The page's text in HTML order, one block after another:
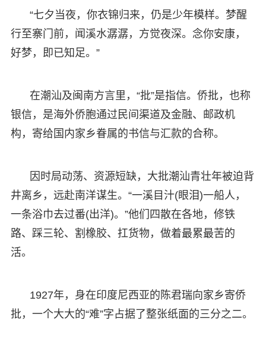
“七夕当夜，你衣锦归来，仍是少年模样。梦醒
行至寨门前，闻溪水潺潺，方觉夜深。念你安康，
好梦，即已知足。”
在潮汕及闽南方言里，“批”是指信。侨批，也称
银信，是海外侨胞通过民间渠道及金融、邮政机
构，寄给国内家乡眷属的书信与汇款的合称。
因时局动荡、资源短缺，大批潮汕青壮年被迫背
井离乡，远赴南洋谋生。“一溪目汁(眼泪)一船人，
一条浴巾去过番(出洋)。”他们四散在各地，修铁
路、踩三轮、割橡胶、扛货物，做着最累最苦的
活。
1927年，身在印度尼西亚的陈君瑞向家乡寄侨
批，一个大大的“难”字占据了整张纸面的三分之二。